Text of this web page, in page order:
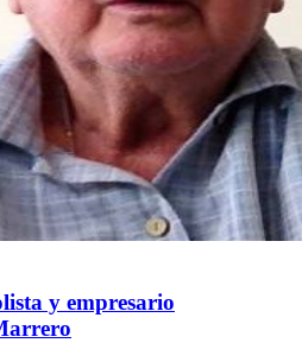
y empresario